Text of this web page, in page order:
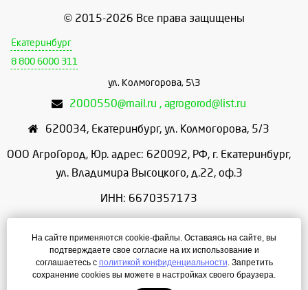
© 2015-2026 Все права защищены
Екатеринбург
8 800 6000 311
ул. Колмогорова, 5\3
2000550@mail.ru , agrogorod@list.ru
620034, Екатеринбург, ул. Колмогорова, 5/3
ООО АгроГород, Юр. адрес: 620092, РФ, г. Екатеринбург,
ул. Владимира Высоцкого, д.22, оф.3
ИНН: 6670357173
ОГРН: 1156658086166
Режим работы: с 9:00 до 18:00
На сайте применяются cookie-файлы. Оставаясь на сайте, вы
подтверждаете свое согласие на их использование и
соглашаетесь с политикой конфиденциальности. Запретить
сохранение cookies вы можете в настройках своего браузера.